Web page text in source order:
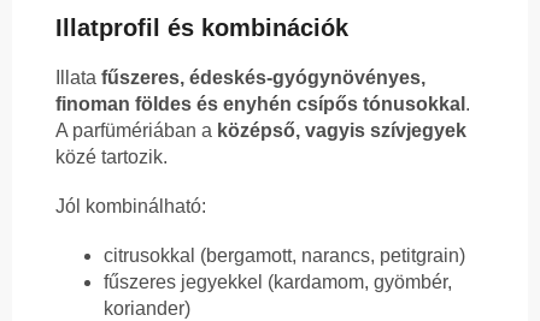
Illatprofil és kombinációk
Illata fűszeres, édeskés-gyógynövényes,
finoman földes és enyhén csípős tónusokkal .
A parfümériában a középső, vagyis szívjegyek
közé tartozik.
Jól kombinálható:
citrusokkal (bergamott, narancs, petitgrain)
fűszeres jegyekkel (kardamom, gyömbér,
koriander)